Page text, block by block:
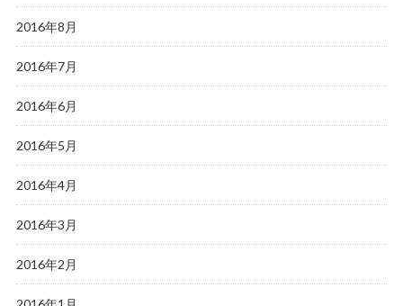
2016年8月
2016年7月
2016年6月
2016年5月
2016年4月
2016年3月
2016年2月